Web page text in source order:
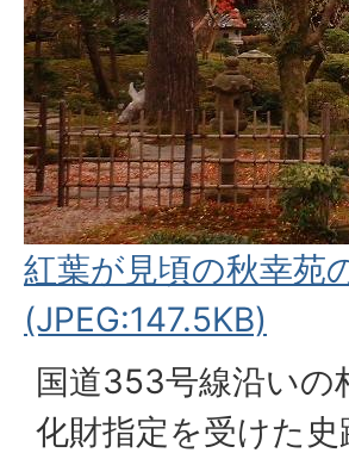
紅葉が見頃の秋幸苑
(JPEG:147.5KB)
国道353号線沿いの
化財指定を受けた